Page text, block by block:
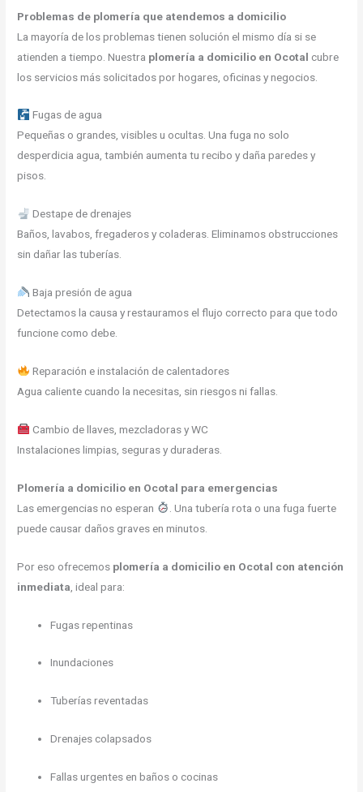
Problemas de plomería que atendemos a domicilio
La mayoría de los problemas tienen solución el mismo día si se
atienden a tiempo. Nuestra plomería a domicilio en Ocotal cubre
los servicios más solicitados por hogares, oficinas y negocios.
Fugas de agua
Pequeñas o grandes, visibles u ocultas. Una fuga no solo
desperdicia agua, también aumenta tu recibo y daña paredes y
pisos.
Destape de drenajes
Baños, lavabos, fregaderos y coladeras. Eliminamos obstrucciones
sin dañar las tuberías.
Baja presión de agua
Detectamos la causa y restauramos el flujo correcto para que todo
funcione como debe.
Reparación e instalación de calentadores
Agua caliente cuando la necesitas, sin riesgos ni fallas.
Cambio de llaves, mezcladoras y WC
Instalaciones limpias, seguras y duraderas.
Plomería a domicilio en Ocotal para emergencias
Las emergencias no esperan
. Una tubería rota o una fuga fuerte
puede causar daños graves en minutos.
Por eso ofrecemos plomería a domicilio en Ocotal con atención
inmediata , ideal para:
Fugas repentinas
Inundaciones
Tuberías reventadas
Drenajes colapsados
Fallas urgentes en baños o cocinas